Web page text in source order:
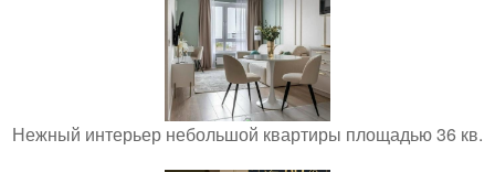
Нежный интерьер небольшой квартиры площадью 36 кв.